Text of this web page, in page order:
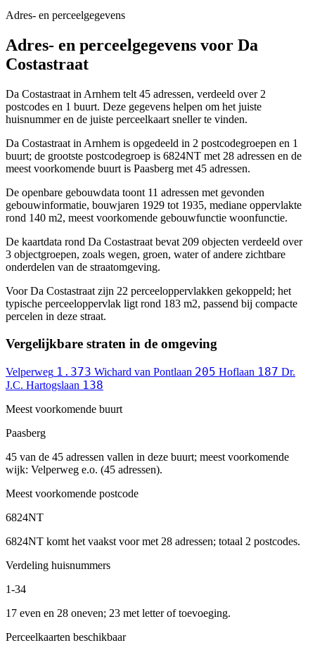
Adres- en perceelgegevens
Adres- en perceelgegevens voor Da
Costastraat
Da Costastraat in Arnhem telt 45 adressen, verdeeld over 2
postcodes en 1 buurt. Deze gegevens helpen om het juiste
huisnummer en de juiste perceelkaart sneller te vinden.
Da Costastraat in Arnhem is opgedeeld in 2 postcodegroepen en 1
buurt; de grootste postcodegroep is 6824NT met 28 adressen en de
meest voorkomende buurt is Paasberg met 45 adressen.
De openbare gebouwdata toont 11 adressen met gevonden
gebouwinformatie, bouwjaren 1929 tot 1935, mediane oppervlakte
rond 140 m2, meest voorkomende gebouwfunctie woonfunctie.
De kaartdata rond Da Costastraat bevat 209 objecten verdeeld over
3 objectgroepen, zoals wegen, groen, water of andere zichtbare
onderdelen van de straatomgeving.
Voor Da Costastraat zijn 22 perceeloppervlakken gekoppeld; het
typische perceeloppervlak ligt rond 183 m2, passend bij compacte
percelen in deze straat.
Vergelijkbare straten in de omgeving
Velperweg 1.373 Wichard van Pontlaan 205 Hoflaan 187 Dr.
J.C. Hartogslaan 138
Meest voorkomende buurt
Paasberg
45 van de 45 adressen vallen in deze buurt; meest voorkomende
wijk: Velperweg e.o. (45 adressen).
Meest voorkomende postcode
6824NT
6824NT komt het vaakst voor met 28 adressen; totaal 2 postcodes.
Verdeling huisnummers
1-34
17 even en 28 oneven; 23 met letter of toevoeging.
Perceelkaarten beschikbaar